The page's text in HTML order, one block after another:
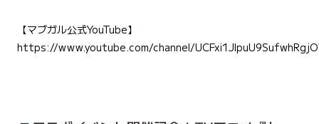
【マブガル公式YouTube】
https://www.youtube.com/channel/